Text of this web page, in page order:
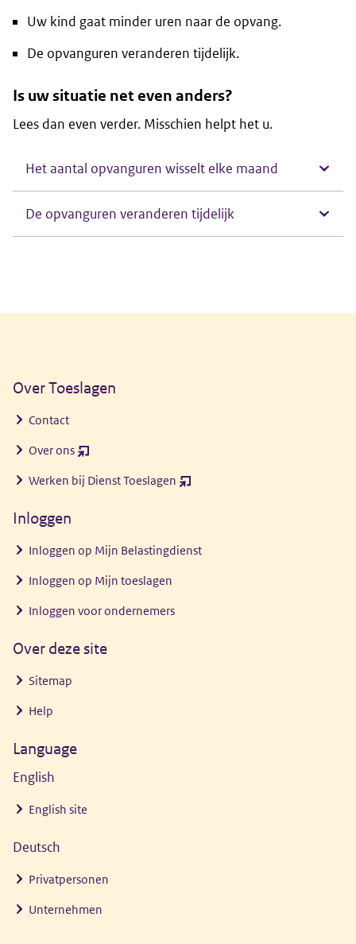
Uw kind gaat minder uren naar de opvang.
De opvanguren veranderen tijdelijk.
Is uw situatie net even anders?
Lees dan even verder. Misschien helpt het u.
Het aantal opvanguren wisselt elke maand
De opvanguren veranderen tijdelijk
Over Toeslagen
Contact
Over ons (opent
venster)
Werken bij Dienst Toeslagen (opent
Inloggen
Inloggen op Mijn Belastingdienst
Inloggen op Mijn toeslagen
Inloggen voor ondernemers
Over deze site
Sitemap
Help
Language
English
English site
Deutsch
Privatpersonen
Unternehmen